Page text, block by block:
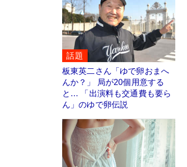
話題
板東英二さん「ゆで卵おまへ
んか？」 局が20個用意する
と… 「出演料も交通費も要ら
ん」のゆで卵伝説